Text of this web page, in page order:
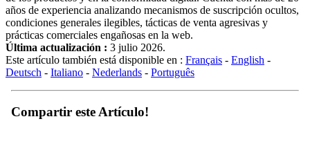
años de experiencia analizando mecanismos de suscripción ocultos,
condiciones generales ilegibles, tácticas de venta agresivas y
prácticas comerciales engañosas en la web.
Última actualización : 3 julio 2026.
Este artículo también está disponible en : Français - English -
Deutsch - Italiano - Nederlands - Português
Compartir este Artículo!